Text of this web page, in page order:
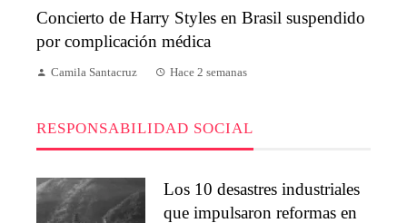
Concierto de Harry Styles en Brasil suspendido
por complicación médica
Camila Santacruz Hace 2 semanas
RESPONSABILIDAD SOCIAL
Los 10 desastres industriales
que impulsaron reformas en